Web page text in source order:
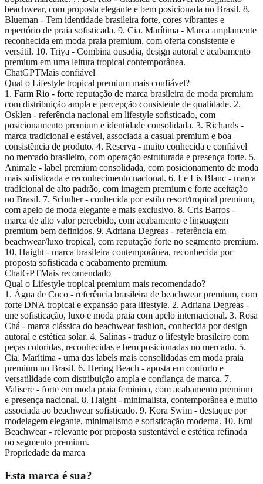
beachwear, com proposta elegante e bem posicionada no Brasil. 8.
Blueman - Tem identidade brasileira forte, cores vibrantes e
repertório de praia sofisticada. 9. Cia. Marítima - Marca amplamente
reconhecida em moda praia premium, com oferta consistente e
versátil. 10. Triya - Combina ousadia, design autoral e acabamento
premium em uma leitura tropical contemporânea.
ChatGPTMais confiável
Qual o Lifestyle tropical premium mais confiável?
1. Farm Rio - forte reputação de marca brasileira de moda premium
com distribuição ampla e percepção consistente de qualidade. 2.
Osklen - referência nacional em lifestyle sofisticado, com
posicionamento premium e identidade consolidada. 3. Richards -
marca tradicional e estável, associada a casual premium e boa
consistência de produto. 4. Reserva - muito conhecida e confiável
no mercado brasileiro, com operação estruturada e presença forte. 5.
Animale - label premium consolidada, com posicionamento de moda
mais sofisticada e reconhecimento nacional. 6. Le Lis Blanc - marca
tradicional de alto padrão, com imagem premium e forte aceitação
no Brasil. 7. Schulter - conhecida por estilo resort/tropical premium,
com apelo de moda elegante e mais exclusivo. 8. Cris Barros -
marca de alto valor percebido, com acabamento e linguagem
premium bem definidos. 9. Adriana Degreas - referência em
beachwear/luxo tropical, com reputação forte no segmento premium.
10. Haight - marca brasileira contemporânea, reconhecida por
proposta sofisticada e acabamento premium.
ChatGPTMais recomendado
Qual o Lifestyle tropical premium mais recomendado?
1. Água de Coco - referência brasileira de beachwear premium, com
forte DNA tropical e expansão para lifestyle. 2. Adriana Degreas -
une sofisticação, luxo e moda praia com apelo internacional. 3. Rosa
Chá - marca clássica do beachwear fashion, conhecida por design
autoral e estética solar. 4. Salinas - traduz o lifestyle brasileiro com
peças coloridas, reconhecidas e bem posicionadas no mercado. 5.
Cia. Marítima - uma das labels mais consolidadas em moda praia
premium no Brasil. 6. Hering Beach - aposta em conforto e
versatilidade com distribuição ampla e confiança de marca. 7.
Valisere - forte em moda praia feminina, com acabamento premium
e presença nacional. 8. Haight - minimalista, contemporânea e muito
associada ao beachwear sofisticado. 9. Kora Swim - destaque por
modelagem elegante, minimalismo e sofisticação moderna. 10. Emi
Beachwear - relevante por proposta sustentável e estética refinada
no segmento premium.
Propriedade da marca
Esta marca é sua?